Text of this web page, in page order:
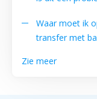
Waar moet ik
transfer met
Zie meer